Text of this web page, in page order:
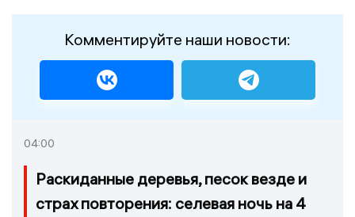
Комментируйте наши новости:
04:00
Раскиданные деревья, песок везде и
страх повторения: селевая ночь на 4